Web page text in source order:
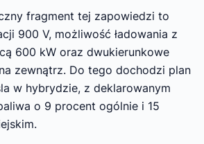
fragment tej zapowiedzi to
900 V, możliwość ładowania z
600 kW oraz dwukierunkowe
zewnątrz. Do tego dochodzi plan
w hybrydzie, z deklarowanym
o 9 procent ogólnie i 15